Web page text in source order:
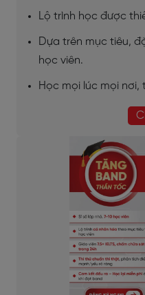
Lộ trình học được
Dựa trên mục tiêu,
học viên.
Học mọi lúc mọi nơi,